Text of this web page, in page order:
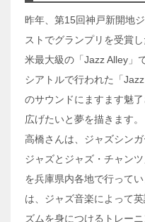
昨年、第15回神戸新開地
ストでグランプリを受賞
米最大級の「Jazz Alley」
シアトルで行われた「
のサウンドにますます魅
広げたいと夢を描きます。
高橋さんは、ジャズシン
ジャズとジャズ・チャン
を兵庫県内各地で行って
は、ジャズ音楽によって
ズムを身につけるトレー